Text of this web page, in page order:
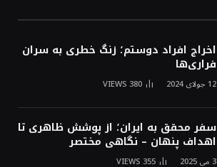
اخراج افراد دوستم؛ زنگ خطری به سران
فراری‌ها
12 جولای 2024 380
VIEWS
سفر محقق به ایران؛ از پوشش ظاهری تا
اهداف پنهان – نگاهی مختصر
3 می 2025 355
VIEWS